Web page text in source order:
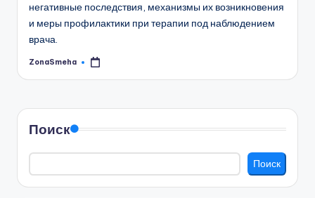
негативные последствия, механизмы их возникновения
и меры профилактики при терапии под наблюдением
врача.
Запись
ZonaSmeha
Поиск
Поиск